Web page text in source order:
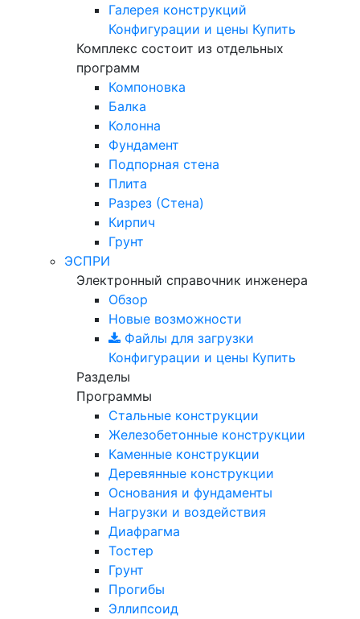
Галерея конструкций
Конфигурации и цены Купить
Комплекс состоит из отдельных
программ
Компоновка
Балка
Колонна
Фундамент
Подпорная стена
Плита
Разрез (Стена)
Кирпич
Грунт
ЭСПРИ
Электронный справочник инженера
Обзор
Новые возможности
Файлы для загрузки
Конфигурации и цены Купить
Разделы
Программы
Стальные конструкции
Железобетонные конструкции
Каменные конструкции
Деревянные конструкции
Основания и фундаменты
Нагрузки и воздействия
Диафрагма
Тостер
Грунт
Прогибы
Эллипсоид